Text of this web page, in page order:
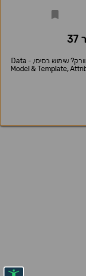
Vue.js - שיעור 1 - מה הצורך בפריימוורק? שימוש בסיסי, Data -
Model & Template,